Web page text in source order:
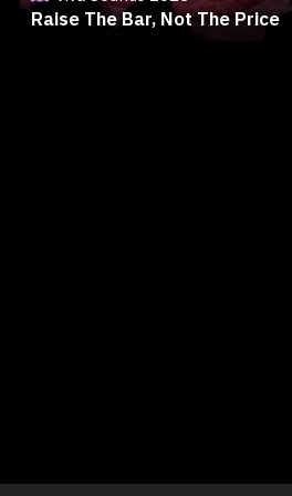
Raise The Bar, Not The Price